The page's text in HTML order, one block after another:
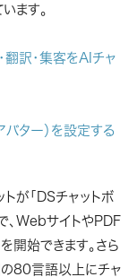
ます。
翻訳・集客をAIチャ
バター）を設定する
が「DSチャットボ
、WebサイトやPDF
開始できます。さら
の80言語以上にチャ